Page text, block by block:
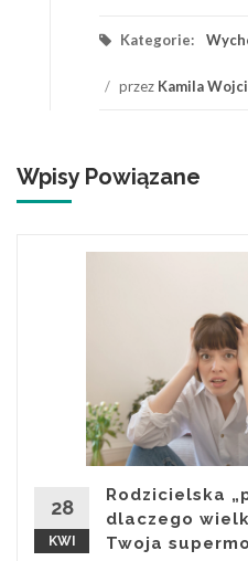
Kategorie:
/ przez Kamila
Wpisy Powiązane
28
KWI
Rodzicielska
dlaczego
Twoja